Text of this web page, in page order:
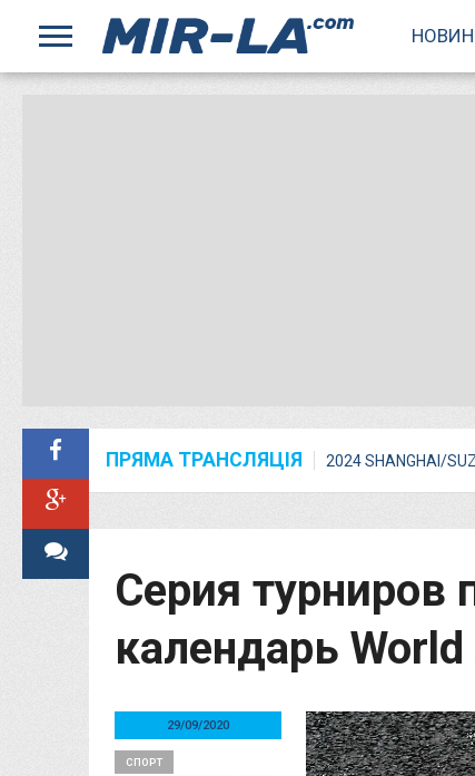
ПРЯМА ТРАНСЛЯЦІЯ 2024 SHANGHAI/
Серия турниров
календарь
29/09/2020
СПОРТ